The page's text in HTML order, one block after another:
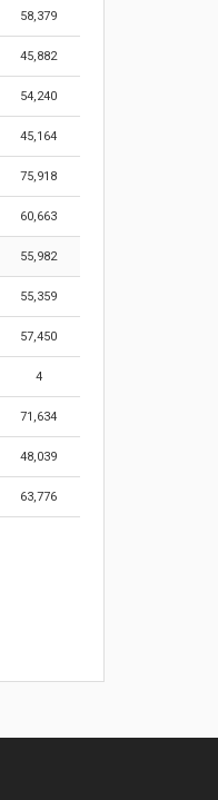
58,379
45,882
54,240
45,164
75,918
60,663
55,982
55,359
57,450
4
71,634
48,039
63,776